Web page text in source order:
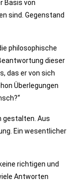
Basis von
sind. Gegenstand
philosophische
dieser
das er von sich
Überlegungen
gestalten. Aus
Ein wesentlicher
richtigen und
Antworten